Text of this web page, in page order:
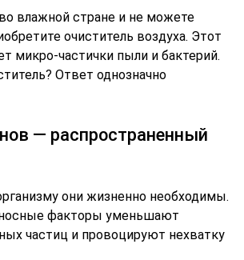
влажной стране и не можете
очиститель воздуха. Этот
микро-частички пыли и бактерий.
Ответ однозначно
— распространенный
они жизненно необходимы.
факторы уменьшают
частиц и провоцируют нехватку